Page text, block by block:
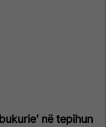
në tepihun